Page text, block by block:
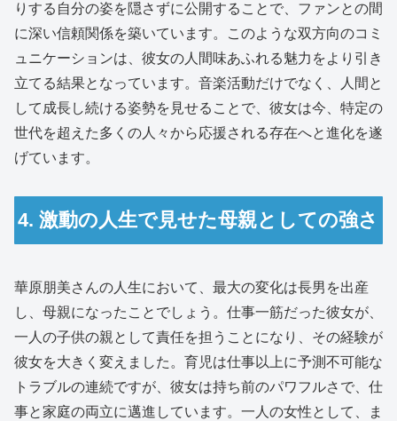
りする自分の姿を隠さずに公開することで、ファンとの間
に深い信頼関係を築いています。このような双方向のコミ
ュニケーションは、彼女の人間味あふれる魅力をより引き
立てる結果となっています。音楽活動だけでなく、人間と
して成長し続ける姿勢を見せることで、彼女は今、特定の
世代を超えた多くの人々から応援される存在へと進化を遂
げています。
4. 激動の人生で見せた母親としての強さ
華原朋美さんの人生において、最大の変化は長男を出産
し、母親になったことでしょう。仕事一筋だった彼女が、
一人の子供の親として責任を担うことになり、その経験が
彼女を大きく変えました。育児は仕事以上に予測不可能な
トラブルの連続ですが、彼女は持ち前のパワフルさで、仕
事と家庭の両立に邁進しています。一人の女性として、ま